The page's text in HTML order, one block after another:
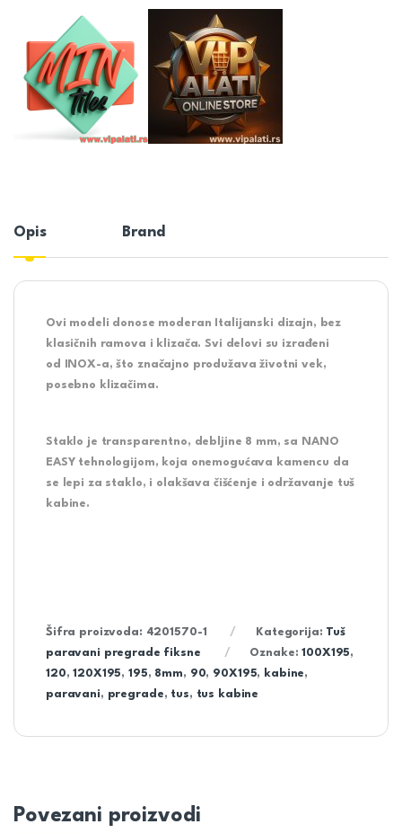
Opis Brand
Ovi modeli donose moderan Italijanski dizajn, bez
klasičnih ramova i klizača. Svi delovi su izrađeni
od
INOX-a, što značajno produžava životni vek,
posebno klizačima.
Staklo je transparentno, debljine 8 mm, sa
NANO
EASYtehnologijom, koja onemogućava kamencu da
se
lepi za staklo, i olakšava čišćenje i održavanje tuš
kabine.
Šifra proizvoda: 4201570-1 Kategorija: Tuš
paravani pregrade fiksne
Oznake:100X195,
120,120X195,195, 8mm, 90, 90X195, kabine,
paravani, pregrade, tus, tus kabine
Povezani proizvodi